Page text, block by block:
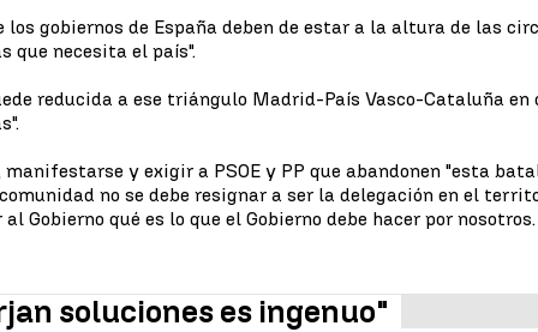
los gobiernos de España deben de estar a la altura de las
que necesita el país".
reducida a ese triángulo Madrid-País Vasco-Cataluña
y exigir a PSOE y PP que abandonen "esta
no se debe resignar a ser la delegación en el
qué es lo que el Gobierno debe hacer por
soluciones es ingenuo"